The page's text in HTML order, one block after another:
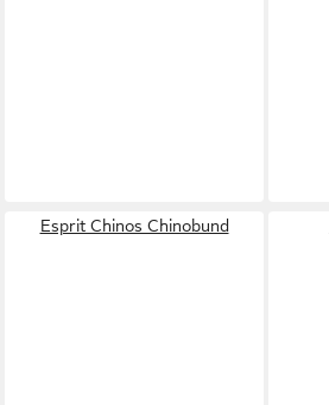
Esprit Chinos Chinobund